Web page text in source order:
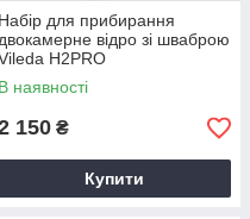
Набір для прибирання
двокамерне відро зі шваброю
H2PRO
В наявності
150 ₴
Купити